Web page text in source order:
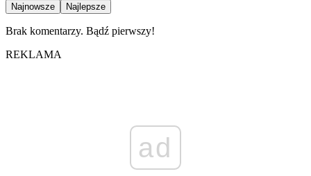
Najnowsze Najlepsze
Brak komentarzy. Bądź pierwszy!
REKLAMA
ad